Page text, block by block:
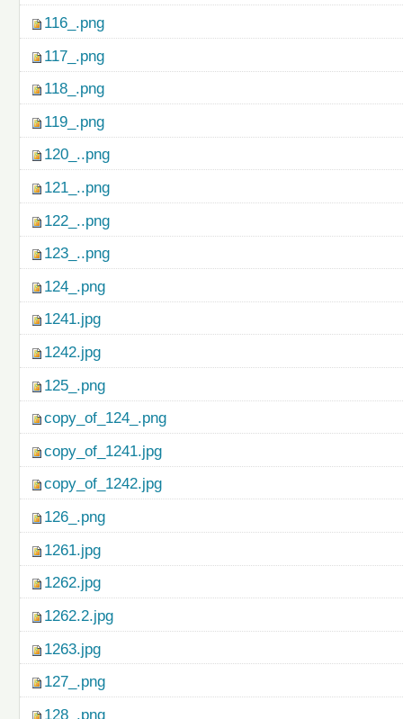
116_.png
117_.png
118_.png
119_.png
120_..png
121_..png
122_..png
123_..png
124_.png
1241.jpg
1242.jpg
125_.png
copy_of_124_.png
copy_of_1241.jpg
copy_of_1242.jpg
126_.png
1261.jpg
1262.jpg
1262.2.jpg
1263.jpg
127_.png
128_.png